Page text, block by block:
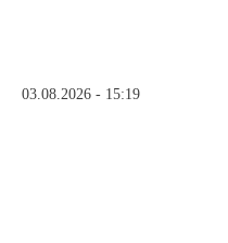
03.08.2026 - 15:19